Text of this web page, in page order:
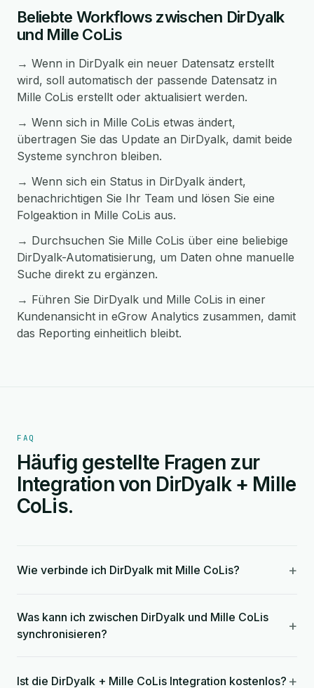
Beliebte Workflows zwischen DirDyalk
und Mille CoLis
→ Wenn in DirDyalk ein neuer Datensatz erstellt
wird, soll automatisch der passende Datensatz in
Mille CoLis erstellt oder aktualisiert werden.
→ Wenn sich in Mille CoLis etwas ändert,
übertragen Sie das Update an DirDyalk, damit beide
Systeme synchron bleiben.
→ Wenn sich ein Status in DirDyalk ändert,
benachrichtigen Sie Ihr Team und lösen Sie eine
Folgeaktion in Mille CoLis aus.
→ Durchsuchen Sie Mille CoLis über eine beliebige
DirDyalk-Automatisierung, um Daten ohne manuelle
Suche direkt zu ergänzen.
→ Führen Sie DirDyalk und Mille CoLis in einer
Kundenansicht in eGrow Analytics zusammen, damit
das Reporting einheitlich bleibt.
FAQ
Häufig gestellte Fragen zur
Integration von DirDyalk + Mille
CoLis.
Wie verbinde ich DirDyalk mit Mille CoLis? +
Was kann ich zwischen DirDyalk und Mille CoLis
synchronisieren?
+
Ist die DirDyalk + Mille CoLis Integration kostenlos? +